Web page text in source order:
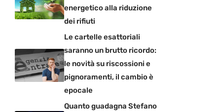
energetico alla riduzione
dei rifiuti
Le cartelle esattoriali
saranno un brutto ricordo:
le novità su riscossioni e
pignoramenti, il cambio è
epocale
Quanto guadagna Stefano